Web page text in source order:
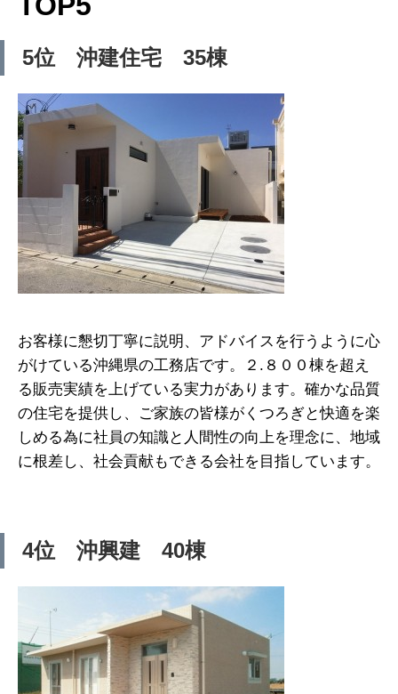
5位 沖建住宅 35棟
お客様に懇切丁寧に説明、アドバイスを行うように心
がけている沖縄県の工務店です。２.８００棟を超え
る販売実績を上げている実力があります。確かな品質
の住宅を提供し、ご家族の皆様がくつろぎと快適を楽
しめる為に社員の知識と人間性の向上を理念に、地域
に根差し、社会貢献もできる会社を目指しています。
4位 沖興建 40棟